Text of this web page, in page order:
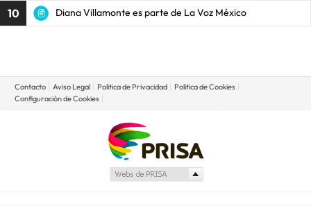
10 Diana Villamonte es parte de La Voz México
Contacto Aviso Legal Politica de Privacidad
Politica de Cookies
Configuración de Cookies